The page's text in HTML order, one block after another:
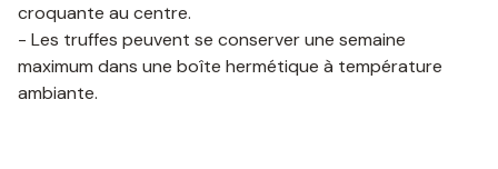
croquante au centre.
- Les truffes peuvent se conserver une semaine
maximum dans une boîte hermétique à température
ambiante.